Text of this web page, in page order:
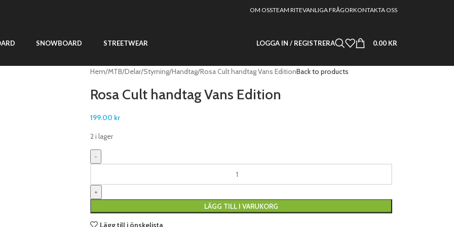
OM OSSTEAM RITEVANLIGA FRÅGORKONTAKTA OSS
SNOWBOARD STREETWEAR LOGGA IN / REGISTRERA 0.00 KR
Hem MTB Delar Styrning Handtag Rosa Cult handtag Vans EditionBack to products
Rosa Cult handtag Vans Edition
199.00 kr
2 i lager
LÄGG TILL I VARUKORG
Lägg till i önskelista